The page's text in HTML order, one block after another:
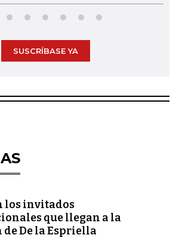
SUSCRÍBASE YA
los invitados
que llegan a la
de De la Espriella